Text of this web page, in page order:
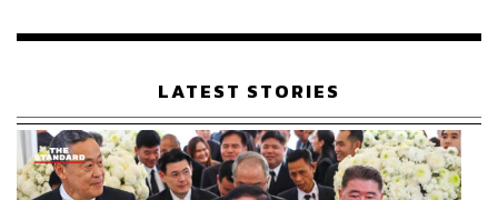
213
คริสตอฟเฟอร์ สเวนซัน
บรรณาธิการแฟชั่นและคัลเจอร์ต่างประเทศ
ประจำสำนักข่าว THE STANDARD
เรือนไทยที่ถูกซุกไว้
LATEST STORIES